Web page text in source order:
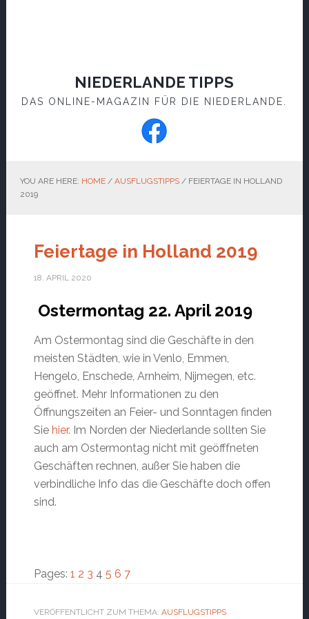
NIEDERLANDE TIPPS
DAS ONLINE-MAGAZIN FÜR DIE NIEDERLANDE.
YOU ARE HERE: HOME / AUSFLUGSTIPPS /FEIERTAGE IN HOLLAND
2019
Feiertage in Holland 2019
18. APRIL 2020
Ostermontag 22. April 2019
Am Ostermontag sind die Geschäfte in den
meisten Städten, wie in Venlo, Emmen,
Hengelo, Enschede, Arnheim, Nijmegen, etc.
geöffnet. Mehr Informationen zu den
Öffnungszeiten an Feier- und Sonntagen finden
Sie hier. Im Norden der Niederlande sollten Sie
auch am Ostermontag nicht mit geöfffneten
Geschäften rechnen, außer Sie haben die
verbindliche Info das die Geschäfte doch offen
sind.
Pages: Page
1 Page
2 Page
3 Page
4 Page
5 Page
6 Page
7
VERÖFFENTLICHT ZUM THEMA: AUSFLUGSTIPPS